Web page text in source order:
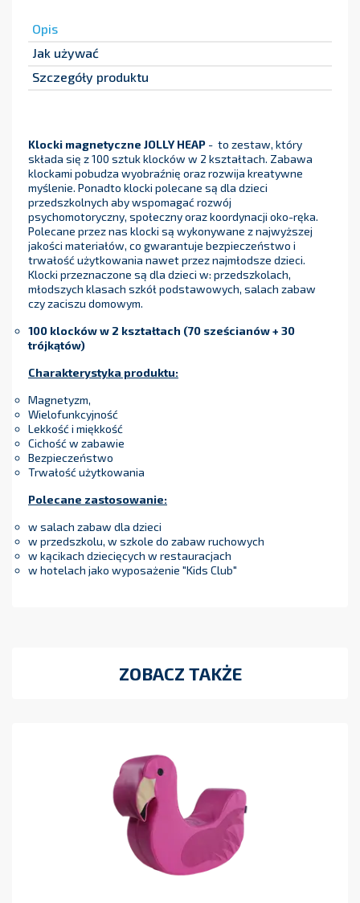
Opis
Jak używać
Szczegóły produktu
Klocki magnetyczne JOLLY HEAP - to zestaw, który
składa się z 100 sztuk klocków w 2 kształtach. Zabawa
klockami pobudza wyobraźnię oraz rozwija kreatywne
myślenie. Ponadto klocki polecane są dla dzieci
przedszkolnych aby wspomagać rozwój
psychomotoryczny, społeczny oraz koordynacji oko-ręka.
Polecane przez nas klocki są wykonywane z najwyższej
jakości materiałów, co gwarantuje bezpieczeństwo i
trwałość użytkowania nawet przez najmłodsze dzieci.
Klocki przeznaczone są dla dzieci w: przedszkolach,
młodszych klasach szkół podstawowych, salach zabaw
czy zaciszu domowym.
100 klocków w 2 kształtach (70 sześcianów + 30
trójkątów)
Charakterystyka produktu:
Magnetyzm,
Wielofunkcyjność
Lekkość i miękkość
Cichość w zabawie
Bezpieczeństwo
Trwałość użytkowania
Polecane zastosowanie:
w salach zabaw dla dzieci
w przedszkolu, w szkole do zabaw ruchowych
w kącikach dziecięcych w restauracjach
w hotelach jako wyposażenie "Kids Club"
ZOBACZ TAKŻE